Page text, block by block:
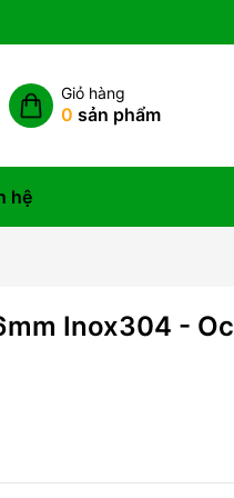
Giỏ hàng
0 sản phẩm
hệ
Inox304 - Oc